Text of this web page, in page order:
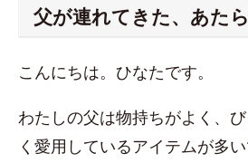
父が連れてきた、あた
こんにちは。ひなたです。
わたしの父は物持ちがよく、
く愛用しているアイテムが多